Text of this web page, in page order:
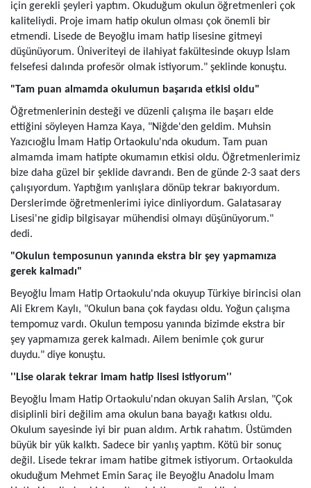
için gerekli şeyleri yaptım. Okuduğum okulun öğretmenleri çok
kaliteliydi. Proje imam hatip okulun olması çok önemli bir
etmendi. Lisede de Beyoğlu imam hatip lisesine gitmeyi
düşünüyorum. Üniveriteyi de ilahiyat fakültesinde okuyp İslam
felsefesi dalında profesör olmak istiyorum." şeklinde konuştu.
"Tam puan almamda okulumun başarıda etkisi oldu"
Öğretmenlerinin desteği ve düzenli çalışma ile başarı elde
ettiğini söyleyen Hamza Kaya, "Niğde'den geldim. Muhsin
Yazıcıoğlu İmam Hatip Ortaokulu'nda okudum. Tam puan
almamda imam hatipte okumamın etkisi oldu. Öğretmenlerimiz
bize daha güzel bir şeklide davrandı. Ben de günde 2-3 saat ders
çalışıyordum. Yaptığım yanlışlara dönüp tekrar bakıyordum.
Derslerimde öğretmenlerimi iyice dinliyordum. Galatasaray
Lisesi'ne gidip bilgisayar mühendisi olmayı düşünüyorum."
dedi.
"Okulun temposunun yanında ekstra bir şey yapmamıza
gerek kalmadı"
Beyoğlu İmam Hatip Ortaokulu'nda okuyup Türkiye birincisi olan
Ali Ekrem Kaylı, "Okulun bana çok faydası oldu. Yoğun çalışma
tempomuz vardı. Okulun temposu yanında bizimde ekstra bir
şey yapmamıza gerek kalmadı. Ailem benimle çok gurur
duydu." diye konuştu.
''Lise olarak tekrar imam hatip lisesi istiyorum''
Beyoğlu İmam Hatip Ortaokulu'ndan okuyan Salih Arslan, "Çok
disiplinli biri değilim ama okulun bana bayağı katkısı oldu.
Okulum sayesinde iyi bir puan aldım. Artık rahatım. Üstümden
büyük bir yük kalktı. Sadece bir yanlış yaptım. Kötü bir sonuç
değil. Lisede tekrar imam hatibe gitmek istiyorum. Ortaokulda
okuduğum Mehmet Emin Saraç ile Beyoğlu Anadolu İmam